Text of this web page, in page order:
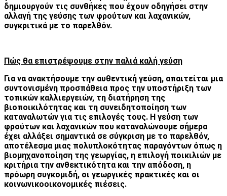
δημιουργούν τις συνθήκες που έχουν οδηγήσει στην
αλλαγή της γεύσης των φρούτων και λαχανικών,
συγκριτικά με το παρελθόν.
Πώς θα επιστρέψουμε στην παλιά καλή γεύση
Για να ανακτήσουμε την αυθεντική γεύση, απαιτείται μια
συντονισμένη προσπάθεια προς την υποστήριξη των
τοπικών καλλιεργειών, τη διατήρηση της
βιοποικιλότητας και τη συνειδητοποίηση των
καταναλωτών για τις επιλογές τους. Η γεύση των
φρούτων και λαχανικών που καταναλώνουμε σήμερα
έχει αλλάξει σημαντικά σε σύγκριση με το παρελθόν,
αποτέλεσμα μιας πολυπλοκότητας παραγόντων όπως η
βιομηχανοποίηση της γεωργίας, η επιλογή ποικιλιών με
κριτήρια την ανθεκτικότητα και την απόδοση, η
πρόωρη συγκομιδή, οι γεωργικές πρακτικές και οι
κοινωνικοοικονομικές πιέσεις.